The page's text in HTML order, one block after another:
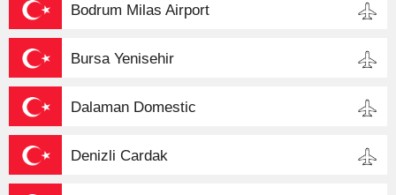
Bodrum Milas Airport
Bursa Yenisehir
Dalaman Domestic
Denizli Cardak